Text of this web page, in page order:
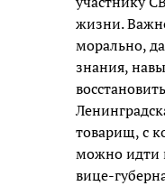
жизни.
морально,
знания,
товарищ, с
можно идти
вице-